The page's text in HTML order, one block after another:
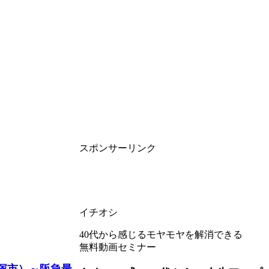
スポンサーリンク
イチオシ
40代から感じるモヤモヤを解消できる
無料動画セミナー